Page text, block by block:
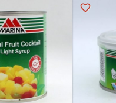
favorite_border